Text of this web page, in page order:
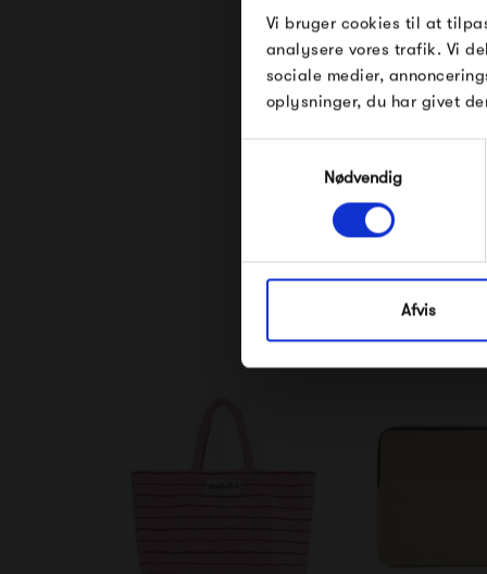
Vi bruger cookies til at
analysere vores trafik. Vi
sociale medier,
oplysninger, du har givet
Nødvendig
Afvis